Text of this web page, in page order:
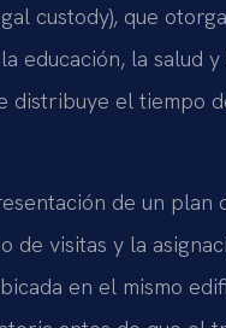
custody), que
educación, la salud
distribuye el tiempo
de un plan
visitas y la
en el mismo